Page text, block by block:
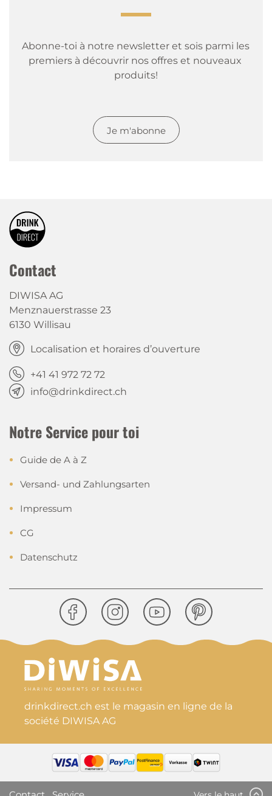
Abonne-toi à notre newsletter et sois parmi les
premiers à découvrir nos offres et nouveaux
produits!
Je m'abonne
Contact
DIWISA AG
Menznauerstrasse 23
6130 Willisau
Localisation et horaires d’ouverture
+41 41 972 72 72
info@drinkdirect.ch
Notre Service pour toi
Guide de A à Z
Versand- und Zahlungsarten
Impressum
CG
Datenschutz
drinkdirect.ch est le magasin en ligne de la
société DIWISA AG